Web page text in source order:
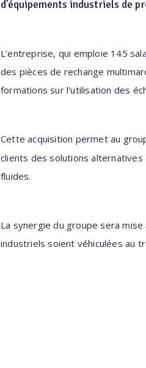
d’équipements industriels de
L’entreprise, qui emploie 145
des pièces de rechange
formations sur l’utilisation des
Cette acquisition permet au
clients des solutions
fluides.
La synergie du groupe sera
industriels soient véhiculées au